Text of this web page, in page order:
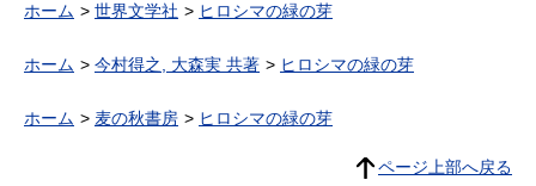
ホーム 世界文学社 ヒロシマの緑の芽
ホーム 今村得之, 大森実 共著 ヒロシマの緑の芽
ホーム 麦の秋書房 ヒロシマの緑の芽
ページ上部へ戻る